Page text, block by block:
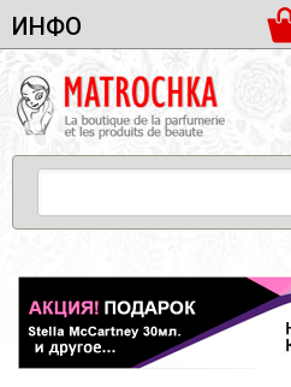
ИНФО
ЖЕНСКАЯ
МУЖСКАЯ
УНИСЕКС
УХОД